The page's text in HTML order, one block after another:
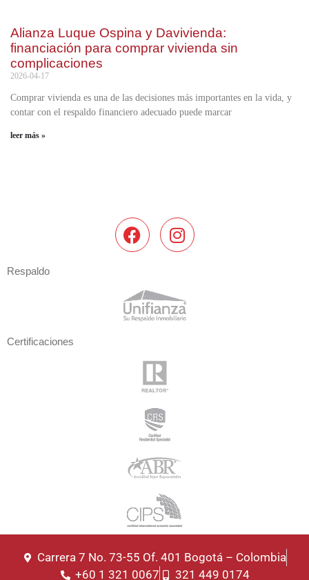
Alianza Luque Ospina y Davivienda:
financiación para comprar vivienda sin
complicaciones
2026-04-17
Comprar vivienda es una de las decisiones más importantes en la vida, y
contar con el respaldo financiero adecuado puede marcar
leer más »
Respaldo
Certificaciones
Carrera 7 No. 73-55 Of. 401 Bogotá – Colombia
+60 1 321 0067
321 449 0174